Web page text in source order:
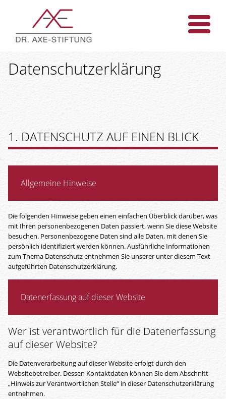
Datenschutz­erklärung
1. DATENSCHUTZ AUF EINEN BLICK
Allgemeine Hinweise
Die folgenden Hinweise geben einen einfachen Überblick darüber, was
mit Ihren personenbezogenen Daten passiert, wenn Sie diese Website
besuchen. Personenbezogene Daten sind alle Daten, mit denen Sie
persönlich identifiziert werden können. Ausführliche Informationen
zum Thema Datenschutz entnehmen Sie unserer unter diesem Text
aufgeführten Datenschutzerklärung.
Datenerfassung auf dieser Website
Wer ist verantwortlich für die Datenerfassung
auf dieser Website?
Die Datenverarbeitung auf dieser Website erfolgt durch den
Websitebetreiber. Dessen Kontaktdaten können Sie dem Abschnitt
„Hinweis zur Verantwortlichen Stelle“ in dieser Datenschutzerklärung
entnehmen.